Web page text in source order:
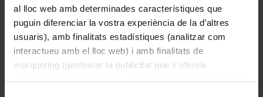
al lloc web amb determinades característiques que
puguin diferenciar la vostra experiència de la d’altres
usuaris), amb finalitats estadístiques (analitzar com
interactueu amb el lloc web) i amb finalitats de
màrqueting (gestionar la publicitat que s’ofereix